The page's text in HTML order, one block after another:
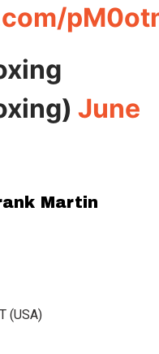
June
Martin
(USA)